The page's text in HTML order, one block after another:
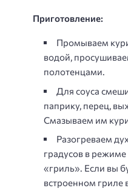
Приготовление:
Промываем
водой,
полотенцами.
Для соуса
паприку, перец,
Смазываем им
Разогреваем
градусов в
«гриль». Если вы
встроенном гриле